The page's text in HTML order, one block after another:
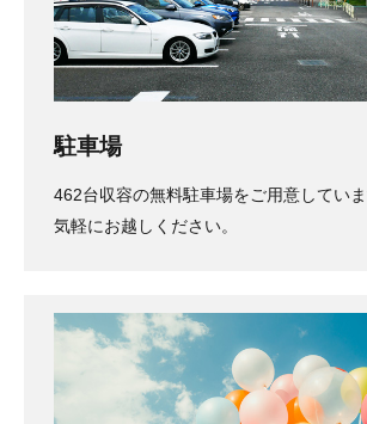
駐車場
462台収容の無料駐車場をご用意してい
気軽にお越しください。